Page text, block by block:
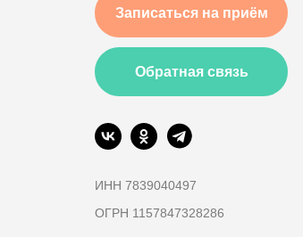
ИНН 7839040497
ОГРН 1157847328286
Записаться на приём
Обратная связь